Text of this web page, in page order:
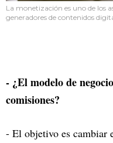
La monetización es uno de los
generadores de contenidos
- ¿El modelo de
comisiones?
- El objetivo es cambiar